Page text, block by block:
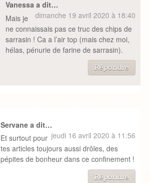
Vanessa a dit…
dimanche 19 avril 2020 à 18:40
Mais je
ne connaissais pas ce truc des chips de
sarrasin ! Ca a l’air top (mais chez moi,
hélas, pénurie de farine de sarrasin).
Répondre
Servane a dit…
jeudi 16 avril 2020 à 11:56
Et surtout pour
tes articles toujours aussi drôles, des
pépites de bonheur dans ce confinement !
Répondre